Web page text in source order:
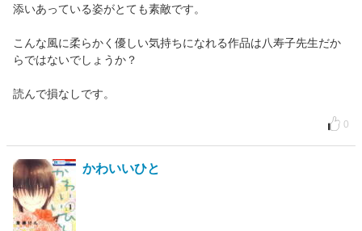
添いあっている姿がとても素敵です。
こんな風に柔らかく優しい気持ちになれる作品は八寿子先生だか
らではないでしょうか？
読んで損なしです。
0
かわいいひと